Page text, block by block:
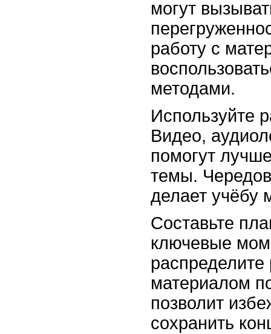
могут
работу с
методами.
Используйте
Видео,
помогут
темы.
делает учёбу
Составьте
ключевые
распределите
материалом
позволит
сохранить